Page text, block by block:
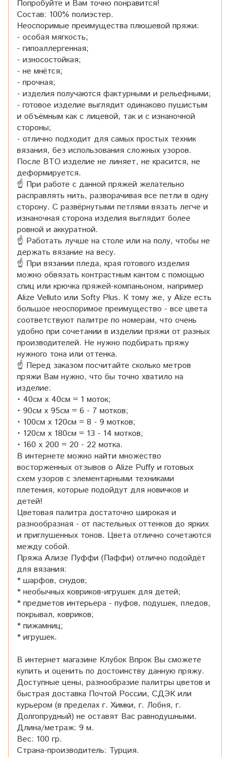
Попробуйте и Вам точно понравится!
Состав: 100% полиэстер.
Неоспоримые преимущества плюшевой пряжи:
- особая мягкость;
- гипоаллергенная;
- износостойкая;
- не мнётся;
- прочная;
- изделия получаются фактурными и рельефными;
- готовое изделие выглядит одинаково пушистым
и объёмным как с лицевой, так и с изнаночной
стороны;
- отлично подходит для самых простых техник
вязания, без использования сложных узоров.
После ВТО изделие не линяет, не красится, не
деформируется.
☝ При работе с данной пряжей желательно
расправлять нить, разворачивая все петли в одну
сторону. С развёрнутыми петлями вязать легче и
изнаночная сторона изделия выглядит более
ровной и аккуратной.
☝ Работать лучше на столе или на полу, чтобы не
держать вязание на весу.
☝ При вязании пледа, края готового изделия
можно обвязать контрастным кантом с помощью
спиц или крючка пряжей-компаньоном, например
Alize Velluto или Softy Plus. К тому же, у Alize есть
большое неоспоримое преимущество - все цвета
соответствуют палитре по номерам, что очень
удобно при сочетании в изделии пряжи от разных
производителей. Не нужно подбирать пряжу
нужного тона или оттенка.
☝ Перед заказом посчитайте сколько метров
пряжи Вам нужно, что бы точно хватило на
изделие:
• 40см x 40см = 1 моток;
• 90см x 95см = 6 - 7 мотков;
• 100см x 120см = 8 - 9 мотков;
• 120см x 180см = 13 - 14 мотков;
• 160 x 200 = 20 - 22 мотка.
В интернете можно найти множество
восторженных отзывов о Alize Puffy и готовых
схем узоров с элементарными техниками
плетения, которые подойдут для новичков и
детей!
Цветовая палитра достаточно широкая и
разнообразная - от пастельных оттенков до ярких
и приглушенных тонов. Цвета отлично сочетаются
между собой.
Пряжа Ализе Пуффи (Паффи) отлично подойдёт
для вязания:
* шарфов, снудов;
* необычных ковриков-игрушек для детей;
* предметов интерьера - пуфов, подушек, пледов,
покрывал, ковриков;
* пижамниц;
* игрушек.
В интернет магазине Клубок Впрок Вы сможете
купить и оценить по достоинству данную пряжу.
Доступные цены, разнообразие палитры цветов и
быстрая доставка Почтой России, СДЭК или
курьером (в пределах г. Химки, г. Лобня, г.
Долгопрудный) не оставят Вас равнодушными.
Длина/метраж: 9 м.
Вес: 100 гр.
Страна-производитель: Турция.